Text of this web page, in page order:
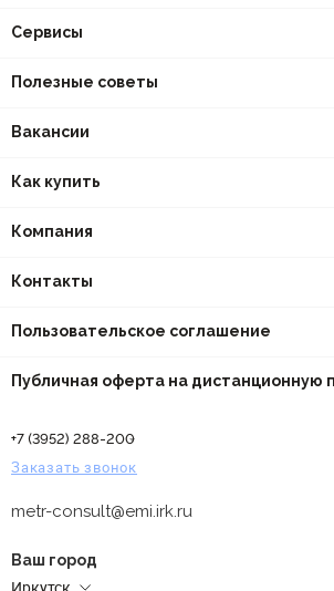
Сервисы
Полезные советы
Вакансии
Как купить
Компания
Контакты
Пользовательское соглашение
Публичная оферта на дистанционную
+7 (3952) 288-200
Заказать звонок
metr-consult@emi.irk.ru
Ваш город